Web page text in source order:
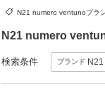
N21 numero ventunoブラ
N21 numero
検索条件 ブランド